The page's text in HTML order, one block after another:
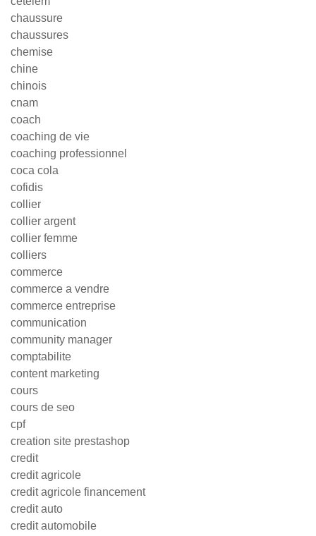
chaussure
chaussures
chemise
chine
chinois
cnam
coach
coaching de vie
coaching professionnel
coca cola
cofidis
collier
collier argent
collier femme
colliers
commerce
commerce a vendre
commerce entreprise
communication
community manager
comptabilite
content marketing
cours
cours de seo
cpf
creation site prestashop
credit
credit agricole
credit agricole financement
credit auto
credit automobile